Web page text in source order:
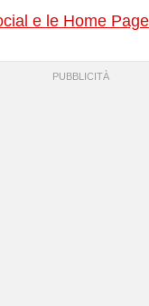
e le Home